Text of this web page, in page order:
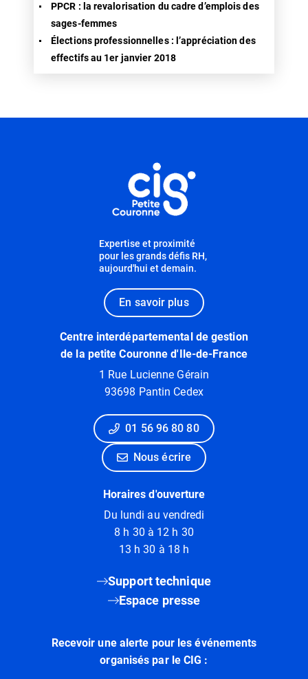
PPCR : la revalorisation du cadre d’emplois des
sages-femmes
Élections professionnelles : l’appréciation des
effectifs au 1er janvier 2018
Expertise et proximité
pour les grands défis RH,
aujourd'hui et demain.
En savoir plus
Centre interdépartemental de gestion
de la petite Couronne d'Ile-de-France
1 Rue Lucienne Gérain
93698 Pantin Cedex
01 56 96 80 80
Nous écrire
Horaires d'ouverture
Du lundi au vendredi
8 h 30 à 12 h 30
13 h 30 à 18 h
Support technique
Espace presse
Recevoir une alerte pour les événements
organisés par le CIG :